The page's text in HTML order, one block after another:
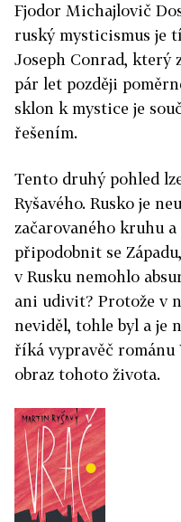
Fjodor Michajlovič
ruský mysticismus je
Joseph Conrad, který
pár let později
sklon k mystice je
řešením.
Tento druhý pohled
Ryšavého. Rusko je
začarovaného kruhu
připodobnit se
v Rusku nemohlo
ani udivit? Protože v
neviděl, tohle byl a je
říká vypravěč
obraz tohoto života.